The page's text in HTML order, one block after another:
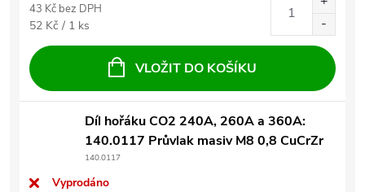
43 Kč bez DPH
Měrná cena:
52 Kč / 1 ks
VLOŽIT DO KOŠÍKU
Díl hořáku CO2 240A, 260A a 360A:
140.0117 Průvlak masiv M8 0,8 CuCrZr
140.0117
Vyprodáno